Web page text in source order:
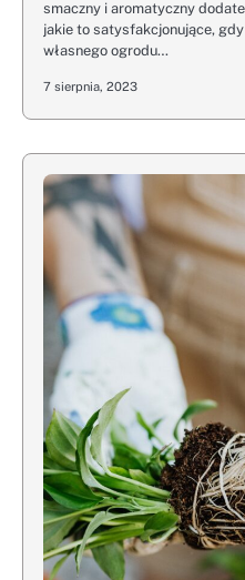
smaczny i aromatyczny
jakie to satysfakcjonujące,
własnego ogrodu…
7 sierpnia, 2023